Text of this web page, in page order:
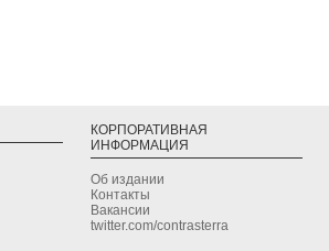
КОРПОРАТИВНАЯ
ИНФОРМАЦИЯ
Об издании
Контакты
Вакансии
twitter.com/contrasterra